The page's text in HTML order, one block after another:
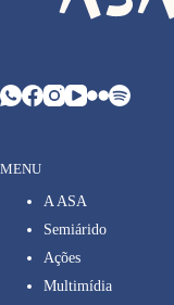
MENU
A ASA
Semiárido
Ações
Multimídia